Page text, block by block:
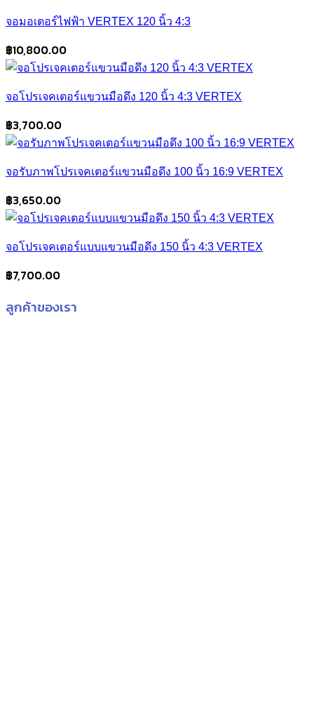
จอมอเตอร์ไฟฟ้า VERTEX 120 นิ้ว 4:3
฿10,800.00
จอโปรเจคเตอร์แขวนมือดึง 120 นิ้ว 4:3 VERTEX
฿3,700.00
จอรับภาพโปรเจคเตอร์แขวนมือดึง 100 นิ้ว 16:9 VERTEX
฿3,650.00
จอโปรเจคเตอร์แบบแขวนมือดึง 150 นิ้ว 4:3 VERTEX
฿7,700.00
ลูกค้าของเรา